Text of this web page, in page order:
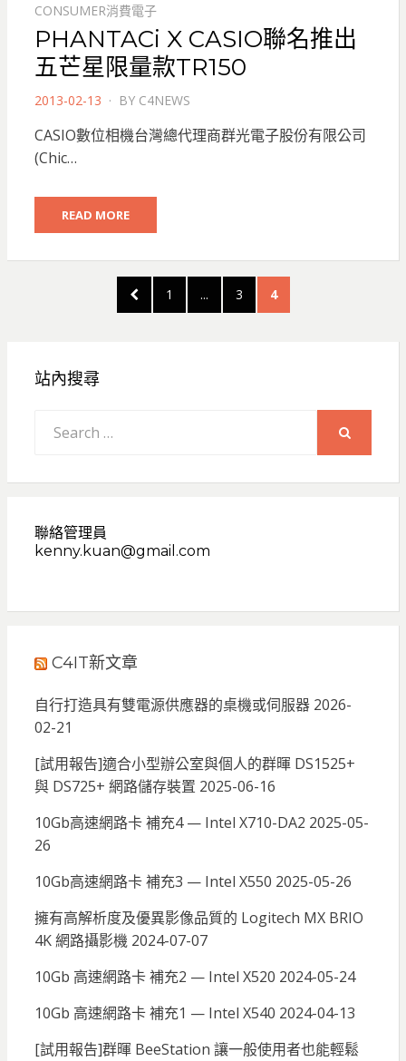
CONSUMER消費電子
PHANTACi X CASIO聯名推出
五芒星限量款TR150
POSTED
2013-02-13 BY C4NEWS
CASIO數位相機台灣總代理商群光電子股份有限公司
(Chic…
READ MORE
PREVIOUS
PAGE
PAGE
1 ... PAGE
3 PAGE
4
站內搜尋
for:
聯絡管理員
kenny.kuan@gmail.com
C4IT新文章
自行打造具有雙電源供應器的桌機或伺服器 2026-
02-21
[試用報告]適合小型辦公室與個人的群暉 DS1525+
與 DS725+ 網路儲存裝置 2025-06-16
10Gb高速網路卡 補充4 — Intel X710-DA2 2025-05-
26
10Gb高速網路卡 補充3 — Intel X550 2025-05-26
擁有高解析度及優異影像品質的 Logitech MX BRIO
4K 網路攝影機 2024-07-07
10Gb 高速網路卡 補充2 — Intel X520 2024-05-24
10Gb 高速網路卡 補充1 — Intel X540 2024-04-13
[試用報告]群暉 BeeStation 讓一般使用者也能輕鬆